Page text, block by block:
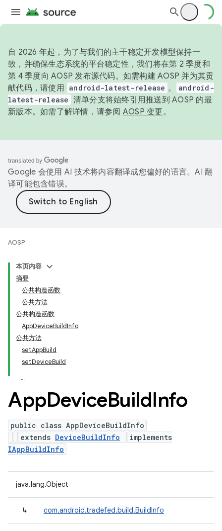
自 2026 年起，为了与我们的主干稳定开发模型保持一
致，并确保生态系统的平台稳定性，我们将在第 2 季度和
第 4 季度向 AOSP 发布源代码。如需构建 AOSP 并为其贡
献代码，请使用 android-latest-release 。
android-
latest-release 清单分支将始终引用推送到 AOSP 的最
新版本。如需了解详情，请参阅 AOSP 变更。
Google 会使用 AI 技术将内容翻译成您偏好的语言。AI 翻
译可能包含错误。
AOSP
本页内容
摘要
公共构造函数
公共方法
公共构造函数
AppDeviceBuildInfo
公共方法
setAppBuild
setDeviceBuild
AppDeviceBuildInfo
public class AppDeviceBuildInfo
extends DeviceBuildInfo
implements
IAppBuildInfo
java.lang.Object
↳ com.android.tradefed.build.BuildInfo